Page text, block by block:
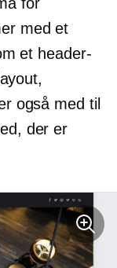
med et
et header-
også med til
der er